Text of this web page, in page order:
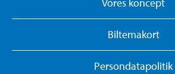
Biltemakort
Persondatapolitik